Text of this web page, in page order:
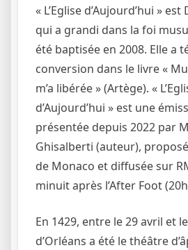
« L’Eglise d’Aujourd’hui »
qui a grandi dans la foi
été baptisée en 2008. Elle a
conversion dans le livre «
m’a libérée » (Artège). «
d’Aujourd’hui » est une
présentée depuis 2022 par
Ghisalberti (auteur),
de Monaco et diffusée sur
minuit après l’After Foot
En 1429, entre le 29 avril et
d’Orléans a été le théâtre